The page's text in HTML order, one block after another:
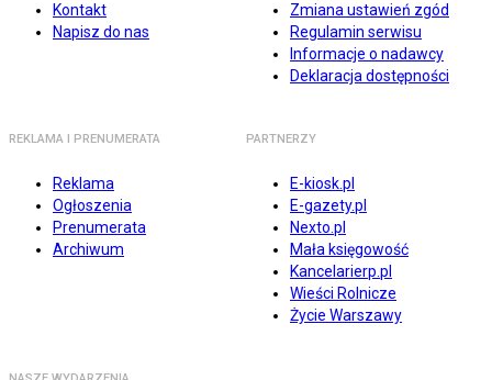
Kontakt
Napisz do nas
Zmiana ustawień zgód
Regulamin serwisu
Informacje o nadawcy
Deklaracja dostępności
REKLAMA I PRENUMERATA
Reklama
Ogłoszenia
Prenumerata
Archiwum
PARTNERZY
E-kiosk.pl
E-gazety.pl
Nexto.pl
Mała księgowość
Kancelarierp.pl
Wieści Rolnicze
Życie Warszawy